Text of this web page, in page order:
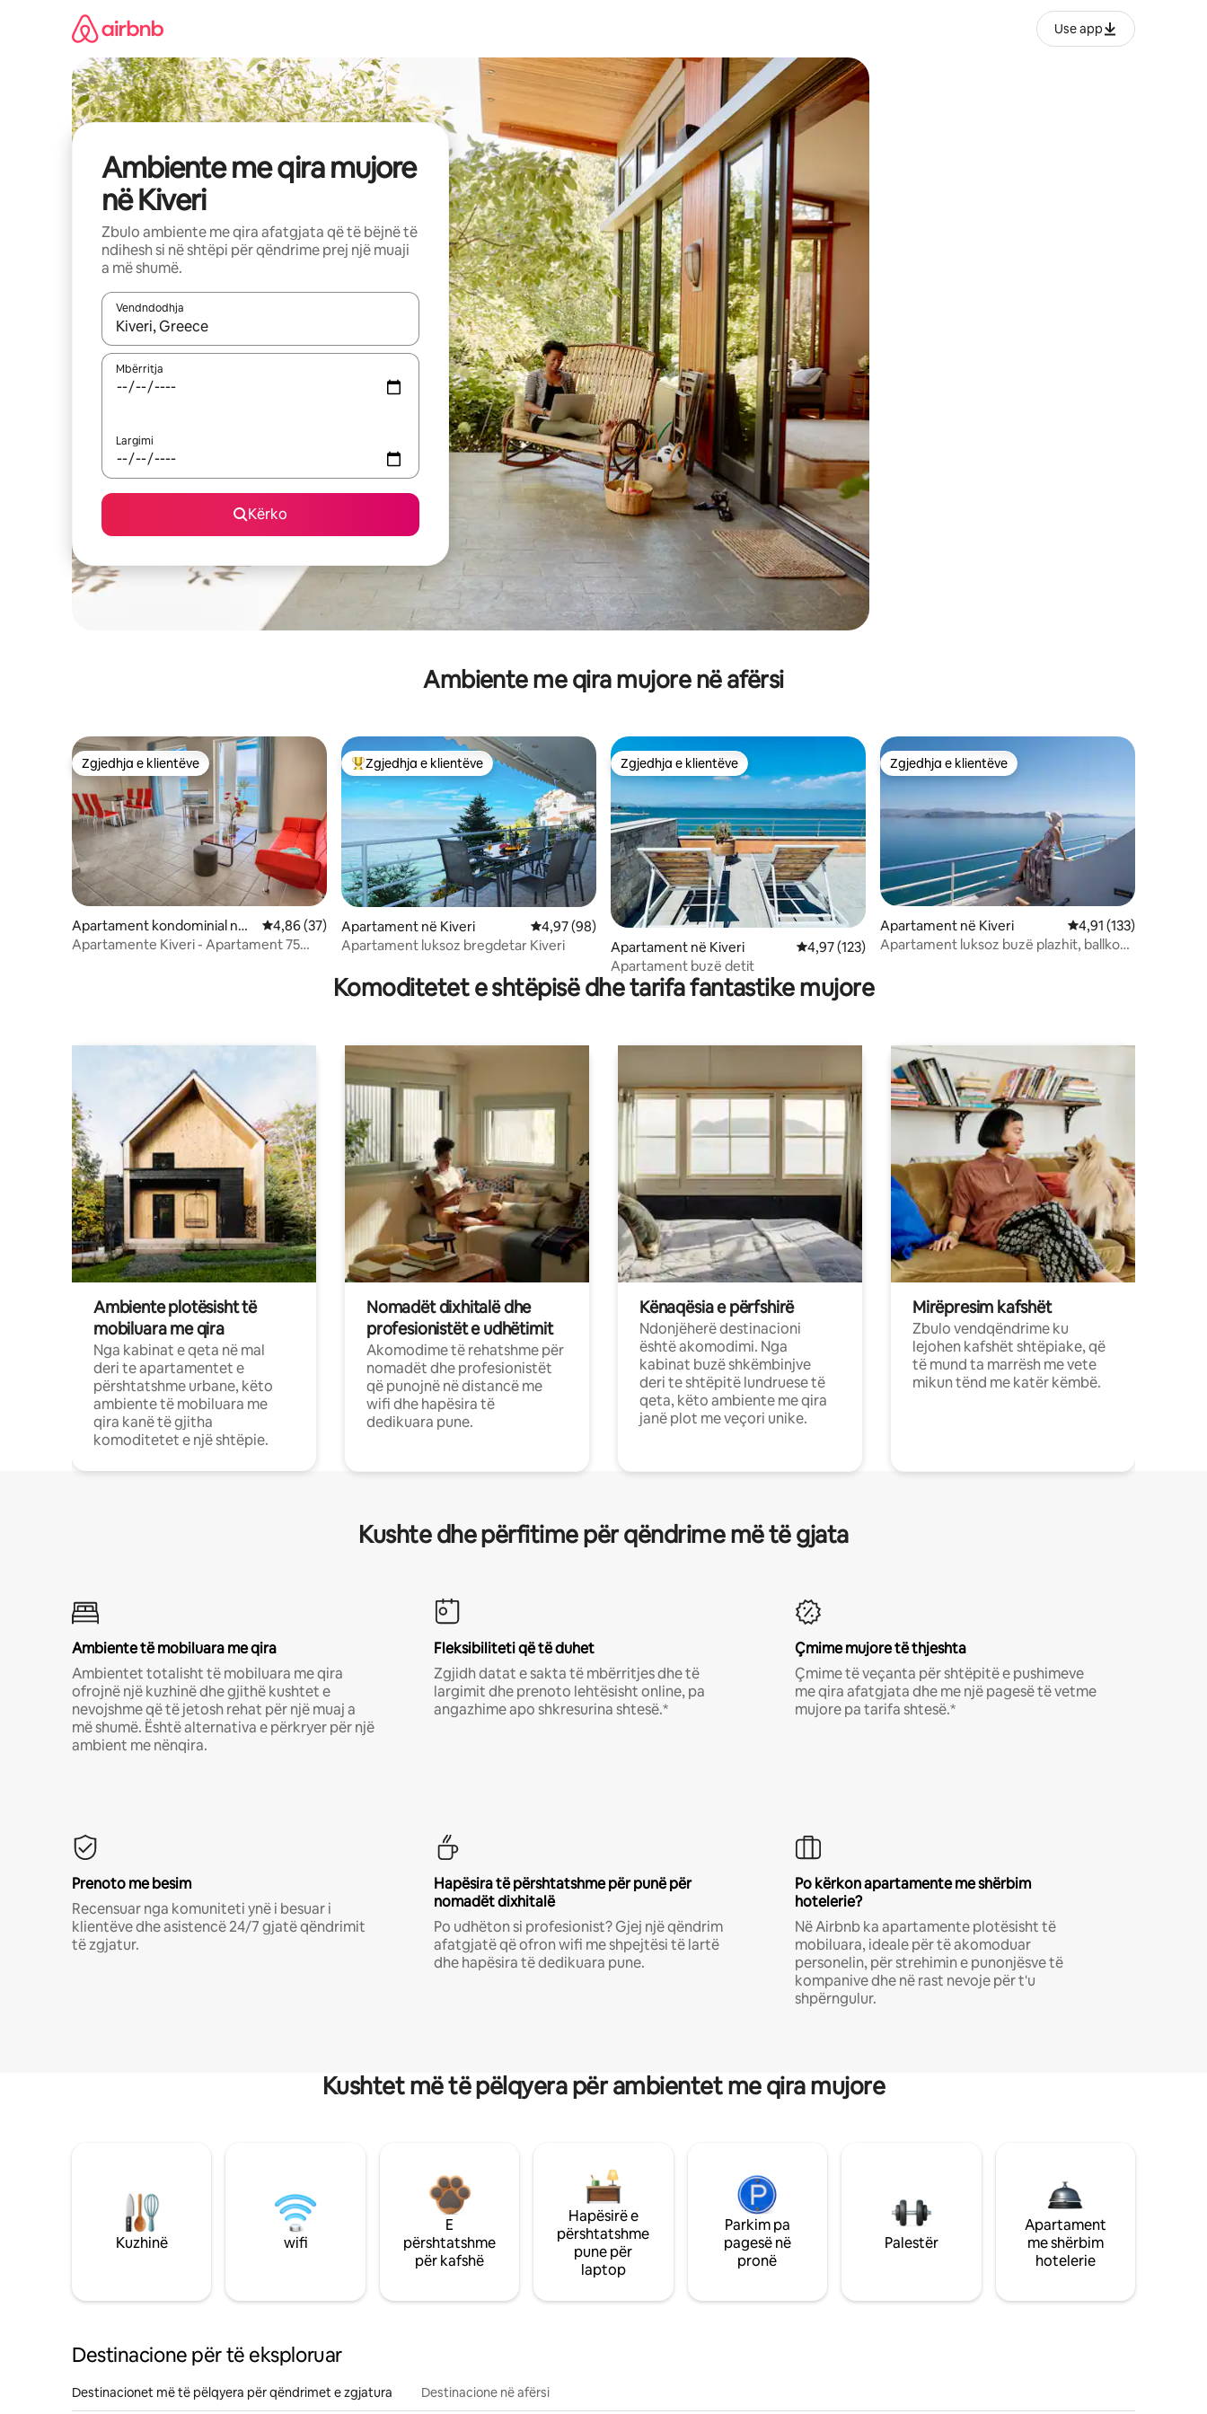
Use app
Ambiente me qira mujore
në Kiveri
Zbulo ambiente me qira afatgjata që të bëjnë të
ndihesh si në shtëpi për qëndrime prej një muaji
a më shumë.
Vendndodhja
Kur rezultatet të jenë të disponueshme, lëviz me butonat e shigjetave lart e poshtë ose eksploro duke prekur ose duke lëvizur ekranin.
Mbërritja
Largimi
Kërko
Ambiente me qira mujore në afërsi
Zgjedhja e klientëve
Zgjedhja e klientëve
Apartament kondominial në
GR
Vlerësimi mesatar 4,86 nga 5, 37 vlerësime
4,86 (37)
Apartamente Kiveri - Apartament 75
Më të mirat e zgjedhjeve të klientëve
Zgjedhja e klientëve
Apartament në Kiveri Vlerësimi mesatar 4,97 nga 5, 98 vlerësime
4,97 (98)
Apartament luksoz bregdetar Kiveri
Zgjedhja e klientëve
Zgjedhja e klientëve
Apartament në Kiveri Vlerësimi mesatar 4,97 nga 5, 123 vlerësime
4,97 (123)
Apartament buzë detit
Zgjedhja e klientëve
Zgjedhja e klientëve
Apartament në Kiveri Vlerësimi mesatar
4,91 (133)
Apartament luksoz buzë plazhit, ballkon
Komoditetet e shtëpisë dhe tarifa fantastike mujore
Ambiente plotësisht të
mobiluara me qira
Nga kabinat e qeta në mal
deri te apartamentet e
përshtatshme urbane, këto
ambiente të mobiluara me
qira kanë të gjitha
komoditetet e një shtëpie.
Nomadët dixhitalë dhe
profesionistët e udhëtimit
Akomodime të rehatshme për
nomadët dhe profesionistët
që punojnë në distancë me
wifi dhe hapësira të
dedikuara pune.
Kënaqësia e përfshirë
Ndonjëherë destinacioni
është akomodimi. Nga
kabinat buzë shkëmbinjve
deri te shtëpitë lundruese të
qeta, këto ambiente me qira
janë plot me veçori unike.
Mirëpresim kafshët
Zbulo vendqëndrime ku
lejohen kafshët shtëpiake, që
të mund ta marrësh me vete
mikun tënd me katër këmbë.
Kushte dhe përfitime për qëndrime më të gjata
Ambiente të mobiluara me qira
Ambientet totalisht të mobiluara me qira
ofrojnë një kuzhinë dhe gjithë kushtet e
nevojshme që të jetosh rehat për një muaj a
më shumë. Është alternativa e përkryer për një
ambient me nënqira.
Fleksibiliteti që të duhet
Zgjidh datat e sakta të mbërritjes dhe të
largimit dhe prenoto lehtësisht online, pa
angazhime apo shkresurina shtesë.*
Çmime mujore të thjeshta
Çmime të veçanta për shtëpitë e pushimeve
me qira afatgjata dhe me një pagesë të vetme
mujore pa tarifa shtesë.*
Prenoto me besim
Recensuar nga komuniteti ynë i besuar i
klientëve dhe asistencë 24/7 gjatë qëndrimit
të zgjatur.
Hapësira të përshtatshme për punë për
nomadët dixhitalë
Po udhëton si profesionist? Gjej një qëndrim
afatgjatë që ofron wifi me shpejtësi të lartë
dhe hapësira të dedikuara pune.
Po kërkon apartamente me shërbim
hotelerie?
Në Airbnb ka apartamente plotësisht të
mobiluara, ideale për të akomoduar
personelin, për strehimin e punonjësve të
kompanive dhe në rast nevoje për t'u
shpërngulur.
Kushtet më të pëlqyera për ambientet me qira mujore
Kuzhinë wifi
E
përshtatshme
për kafshë
Hapësirë e
përshtatshme
pune për
laptop
Parkim pa
pagesë në
pronë
Palestër
Apartament
me shërbim
hotelerie
Destinacione për të eksploruar
Destinacionet më të pëlqyera për qëndrimet e zgjatura Destinacione në afërsi